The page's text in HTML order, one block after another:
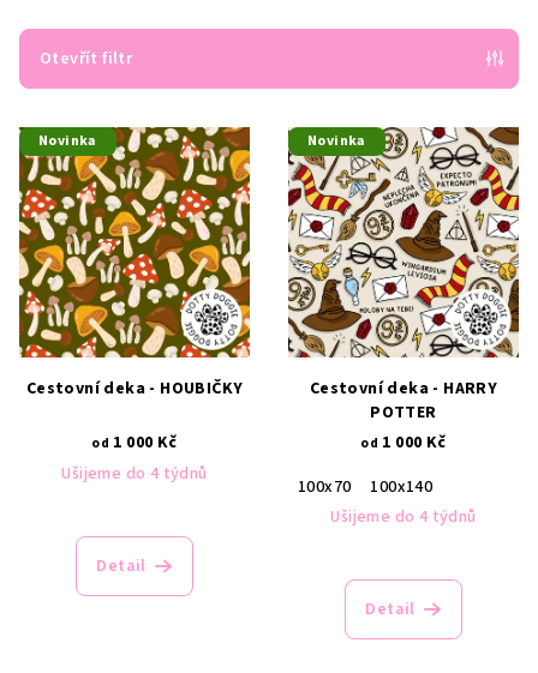
r
o
d
u
k
t
ů
Otevřít filtr
V
ý
p
s
p
r
o
Novinka
Cestovní deka - HOUBIČKY
od 1 000 Kč
Ušijeme do 4 týdnů
Detail
Novinka
Cestovní deka - HARRY
POTTER
od 1 000 Kč
100x70
100x140
Ušijeme do 4 týdnů
Detail